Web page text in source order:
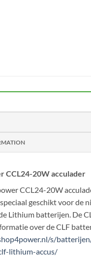
CCL24-20W acculader
CCL24-20W
geschikt voor de
Lithium batterijen. De
over de CLF
s/
lithium-accus/